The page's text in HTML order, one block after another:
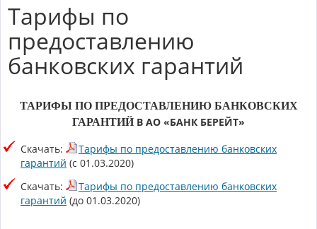
Тарифы по
предоставлению
банковских гарантий
ТАРИФЫ ПО ПРЕДОСТАВЛЕНИЮ БАНКОВСКИХ
ГАРАНТИЙ В АО «БАНК БЕРЕЙТ»
Скачать:
Тарифы по предоставлению банковских
гарантий (с 01.03.2020)
Скачать:
Тарифы по предоставлению банковских
гарантий (до 01.03.2020)